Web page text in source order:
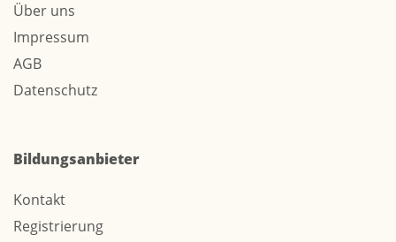
Über uns
Impressum
AGB
Datenschutz
Bildungsanbieter
Kontakt
Registrierung